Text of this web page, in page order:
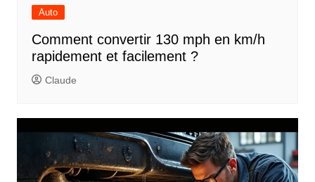
Auto
Comment convertir 130 mph en km/h
rapidement et facilement ?
Claude